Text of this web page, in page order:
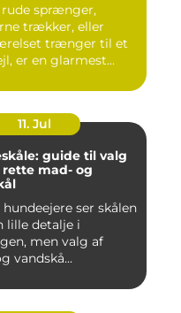
rude sprænger,
trækker, eller
trænger til et
er en glarmest...
11. Jul
guide til valg
mad- og
hundeejere ser skålen
lille detalje i
men valg af
vandskå...